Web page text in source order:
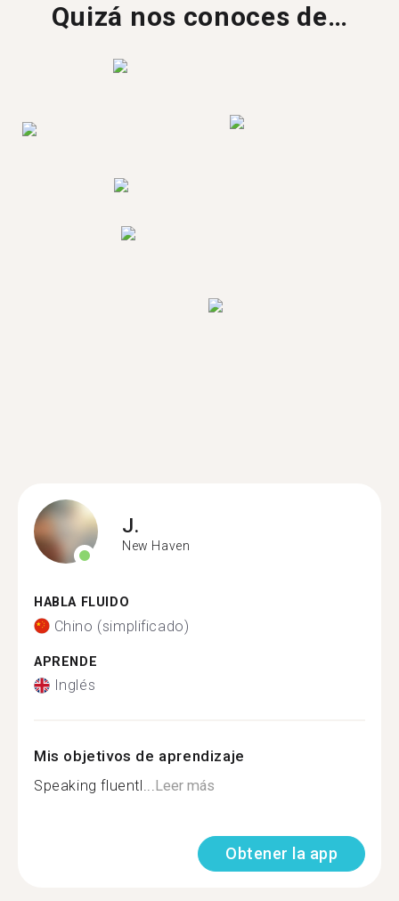
Quizá nos conoces de…
J.
New Haven
HABLA FLUIDO
Chino (simplificado)
APRENDE
Inglés
Mis objetivos de aprendizaje
Speaking fluentl...Leer más
Obtener la app